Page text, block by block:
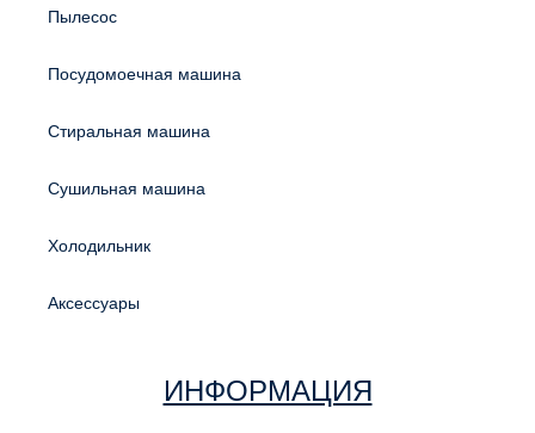
Пылесос
Посудомоечная машина
Стиральная машина
Сушильная машина
Холодильник
Аксессуары
ИНФОРМАЦИЯ